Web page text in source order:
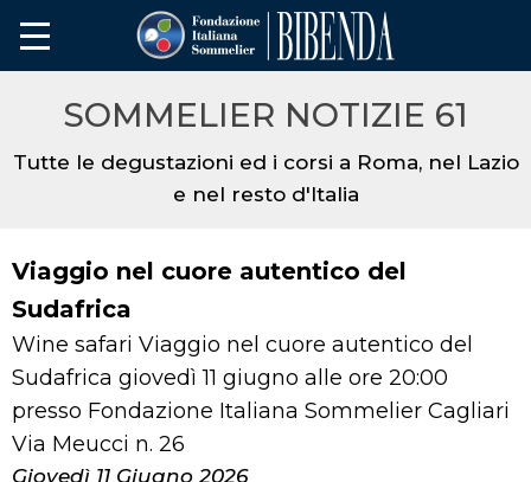
SOMMELIER NOTIZIE 61
Tutte le degustazioni ed i corsi a Roma, nel Lazio
e nel resto d'Italia
Viaggio nel cuore autentico del
Sudafrica
Wine safari Viaggio nel cuore autentico del
Sudafrica giovedì 11 giugno alle ore 20:00
presso Fondazione Italiana Sommelier Cagliari
Via Meucci n. 26
Giovedì 11 Giugno 2026